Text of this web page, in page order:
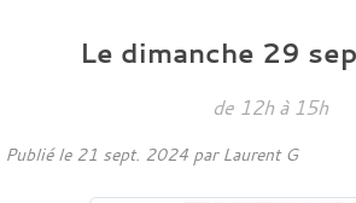
Le dimanche 29
de 12h à 15h
Publié le 21 sept. 2024 par Laurent G